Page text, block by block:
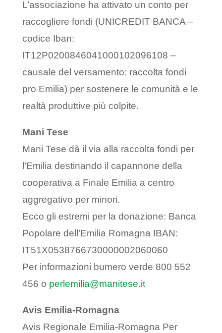
L’associazione ha attivato un conto per
raccogliere fondi (UNICREDIT BANCA –
codice Iban:
IT12P0200846041000102096108 –
causale del versamento: raccolta fondi
pro Emilia) per sostenere le comunità e le
realtà produttive più colpite.
Mani Tese
Mani Tese dà il via alla raccolta fondi per
l’Emilia destinando il capannone della
cooperativa a Finale Emilia a centro
aggregativo per minori.
Ecco gli estremi per la donazione: Banca
Popolare dell’Emilia Romagna IBAN:
IT51X0538766730000002060060
Per informazioni bumero verde 800 552
456 o perlemilia@manitese.it
Avis Emilia-Romagna
Avis Regionale Emilia-Romagna Per